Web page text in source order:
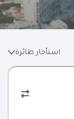
استأجار طائرة